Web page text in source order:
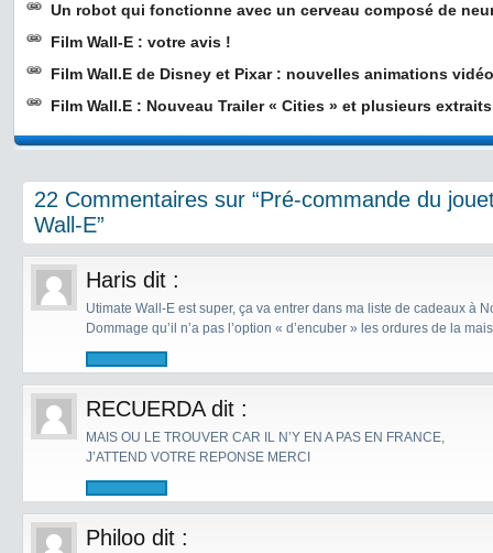
Un robot qui fonctionne avec un cerveau composé de
Film Wall-E : votre avis !
Film Wall.E de Disney et Pixar : nouvelles animations
Film Wall.E : Nouveau Trailer « Cities » et plusieurs
22 Commentaires sur “Pré-commande du
Wall-E”
Haris dit :
Utimate Wall-E est super, ça va entrer dans ma liste de cadeaux à
Dommage qu’il n’a pas l’option « d’encuber » les ordures de la
RECUERDA dit :
MAIS OU LE TROUVER CAR IL N’Y EN A PAS EN FRANCE,
J’ATTEND VOTRE REPONSE MERCI
Philoo dit :